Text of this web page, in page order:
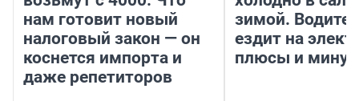
нам готовит новый
налоговый закон — он
коснется импорта и
даже репетиторов
зимой.
ездит на
плюсы и